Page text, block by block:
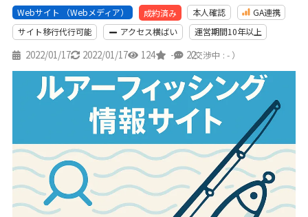
Webサイト （Webメディア） 成約済み 本人確認
GA連携
サイト移行代行可能
アクセス横ばい 運営期間10年以上
2022/01/17 2022/01/17 124 - 22
（交渉中 : - ）